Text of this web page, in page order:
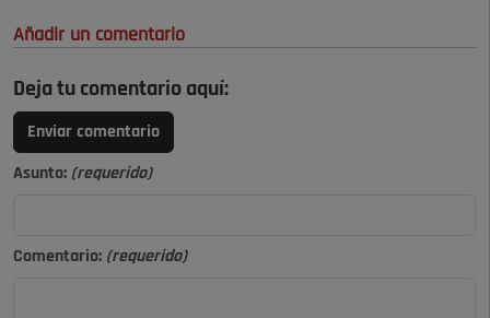
Añadir un comentario
Deja tu comentario aquí:
Enviar comentario
Asunto: (requerido)
Comentario: (requerido)